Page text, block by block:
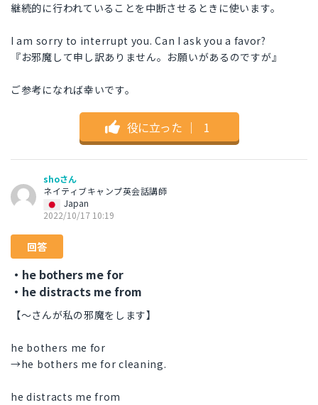
継続的に行われていることを中断させるときに使います。
I am sorry to interrupt you. Can I ask you a favor?
『お邪魔して申し訳ありません。お願いがあるのですが』
ご参考になれば幸いです。
役に立った ｜ 1
shoさん
ネイティブキャンプ英会話講師
Japan
2022/10/17 10:19
回答
・he bothers me for
・he distracts me from
【～さんが私の邪魔をします】
he bothers me for
→he bothers me for cleaning.
he distracts me from